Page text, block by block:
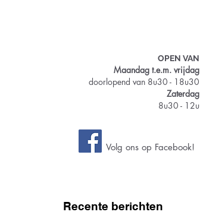
OPEN VAN
Maandag t.e.m. vrijdag
doorlopend van 8u30 - 18u30
Zaterdag
8u30 - 12u
Volg ons op Facebook!
Recente berichten